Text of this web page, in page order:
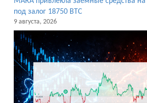
под залог 18750 BTC
9 августа, 2026